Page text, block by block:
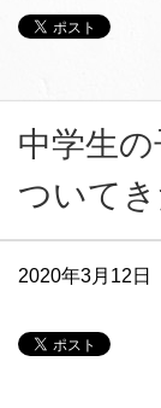
中学生
ついて
2020年3月12日